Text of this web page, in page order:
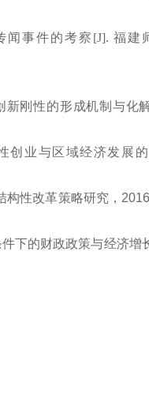
闻事件的考察 [J]. 福建
新刚性的形成机制与化
创业与区域经济发展
构性改革策略研究 ，
下的财政政策与经济增